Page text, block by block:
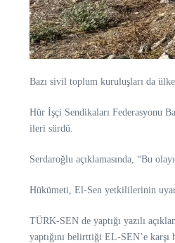
Bazı sivil toplum kuruluşları da
Hür İşçi Sendikaları Federasyonu
ileri sürdü.
Serdaroğlu açıklamasında, “Bu
Hükümeti, El-Sen yetkililerinin
TÜRK-SEN de yaptığı yazılı
yaptığını belirttiği EL-SEN’e